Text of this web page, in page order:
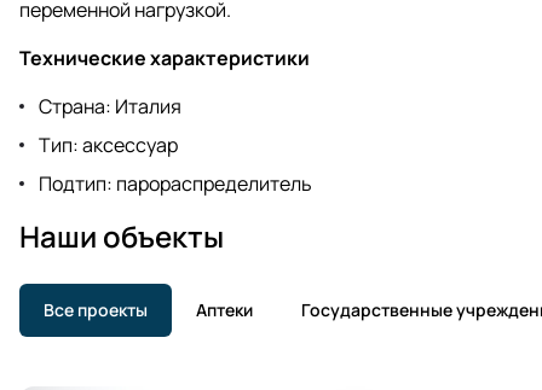
переменной нагрузкой.
Технические характеристики
Страна: Италия
Тип: аксессуар
Подтип: парораспределитель
Наши объекты
Все проекты Аптеки Государственные